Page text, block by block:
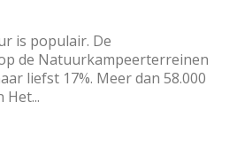
is populair. De
de Natuurkampeerterreinen
liefst 17%. Meer dan 58.000
Het...